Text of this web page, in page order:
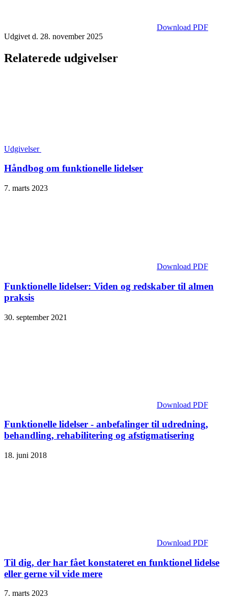
Download PDF
Udgivet d. 28. november 2025
Relaterede udgivelser
Udgivelser
Håndbog om funktionelle lidelser
7. marts 2023
Download PDF
Funktionelle lidelser: Viden og redskaber til almen
praksis
30. september 2021
Download PDF
Funktionelle lidelser - anbefalinger til udredning,
behandling, rehabilitering og afstigmatisering
18. juni 2018
Download PDF
Til dig, der har fået konstateret en funktionel lidelse
eller gerne vil vide mere
7. marts 2023